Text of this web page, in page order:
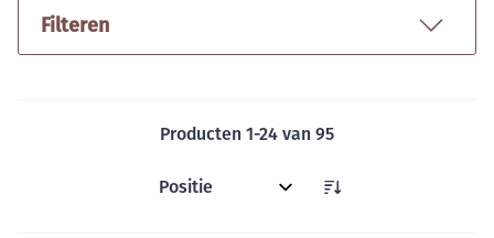
Filteren
Producten 1-24 van 95
Sorteer op: